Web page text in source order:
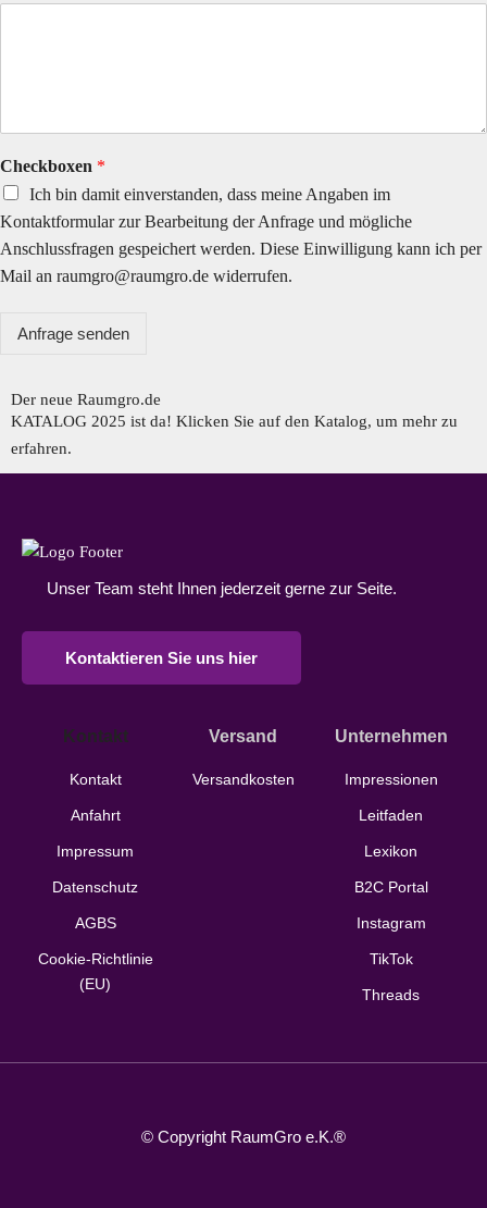
Checkboxen *
Ich bin damit einverstanden, dass meine Angaben im
Kontaktformular zur Bearbeitung der Anfrage und mögliche
Anschlussfragen gespeichert werden. Diese Einwilligung kann ich per
Mail an raumgro@raumgro.de widerrufen.
Anfrage senden
Der neue Raumgro.de​
KATALOG 2025 ist da! Klicken Sie auf den Katalog, um mehr zu
erfahren.
Unser Team steht Ihnen jederzeit gerne zur Seite.
Kontaktieren Sie uns hier
Kontakt
Kontakt
Anfahrt
Impressum
Datenschutz
AGBS
Cookie-Richtlinie
(EU)
Versand
Versandkosten
Unternehmen
Impressionen
Leitfaden
Lexikon
B2C Portal
Instagram
TikTok
Threads
© Copyright RaumGro e.K.®